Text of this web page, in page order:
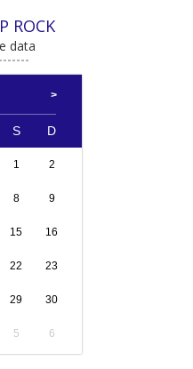
ROCK
data
S D
1 2
8 9
15 16
22 23
29 30
5 6